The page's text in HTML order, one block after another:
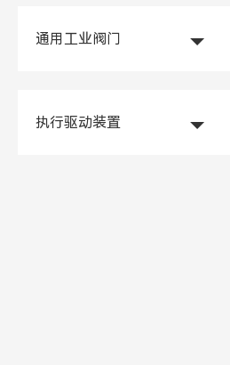
通用工业阀门
执行驱动装置